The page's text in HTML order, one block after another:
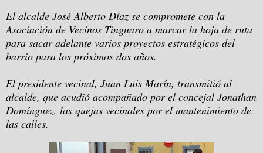
El alcalde José Alberto Díaz se compromete con la
Asociación de Vecinos Tinguaro a marcar la hoja de ruta
para sacar adelante varios proyectos estratégicos del
barrio para los próximos dos años.
El presidente vecinal, Juan Luis Marín, transmitió al
alcalde, que acudió acompañado por el concejal Jonathan
Domínguez, las quejas vecinales por el mantenimiento de
las calles.